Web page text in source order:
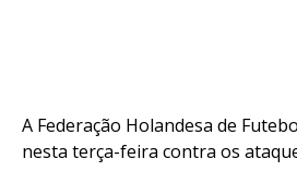
A Federação Holandesa de
nesta terça-feira contra os